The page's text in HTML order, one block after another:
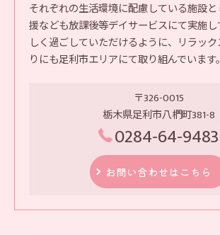
それぞれの生活環境に配慮している施設
援なども放課後等デイサービスにて実施
しく過ごしていただけるように、リラッ
りにも足利市エリアにて取り組んでいます。
〒326-0015
栃木県足利市八椚町381-8
0284-64-9483
お問い合わせはこちら